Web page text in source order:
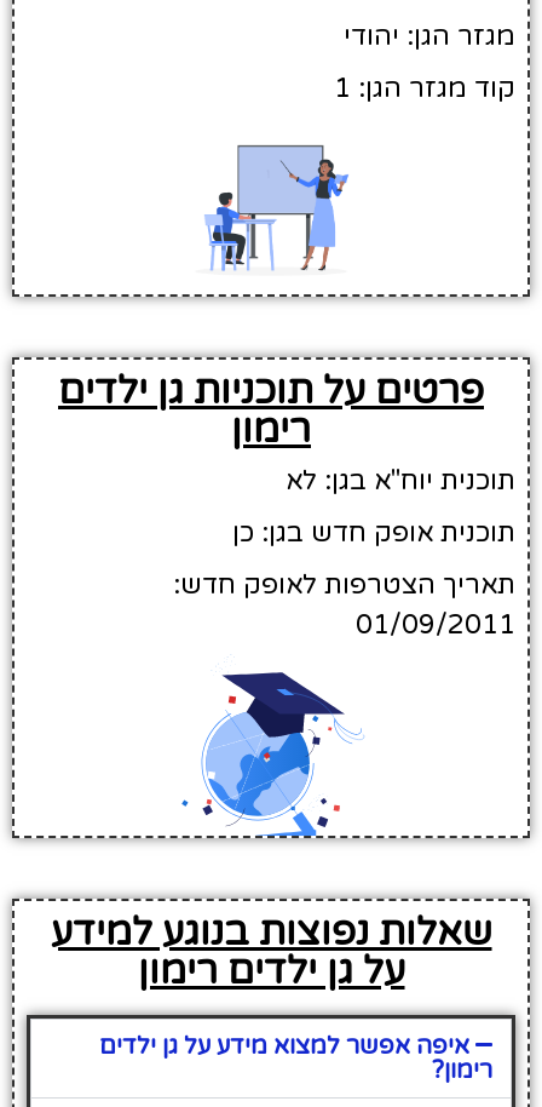
מגזר הגן: יהודי
קוד מגזר הגן: 1
פרטים על תוכניות גן ילדים
רימון
תוכנית יוח"א בגן: לא
תוכנית אופק חדש בגן: כן
תאריך הצטרפות לאופק חדש:
01/09/2011
שאלות נפוצות בנוגע למידע
על גן ילדים רימון
איפה אפשר למצוא מידע על גן ילדים
רימון?